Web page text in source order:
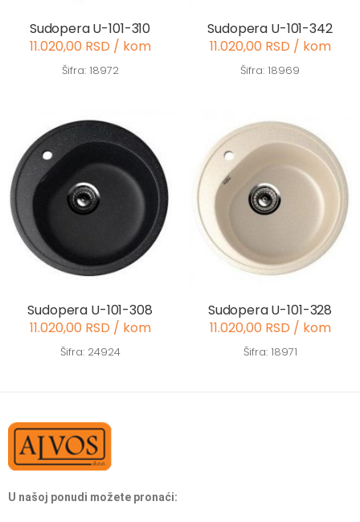
Sudopera U-101-310
11.020,00 RSD / kom
Šifra: 18972
Sudopera U-101-342
11.020,00 RSD / kom
Šifra: 18969
Sudopera U-101-308
11.020,00 RSD / kom
Šifra: 24924
Sudopera U-101-328
11.020,00 RSD / kom
Šifra: 18971
U našoj ponudi možete pronaći: